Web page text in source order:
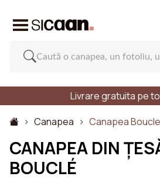
Livrare gratuita pe
Canapea
Canapea
CANAPEA DIN
BOUCLÉ